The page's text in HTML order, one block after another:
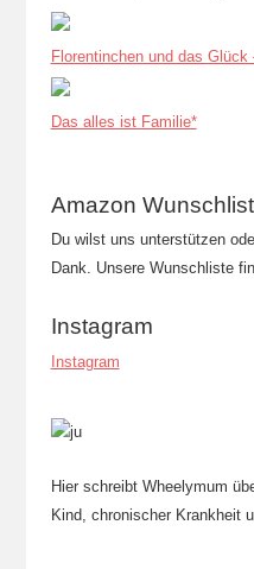
Florentinchen und das
Das alles ist Familie*
Amazon
Du wilst uns unterstützen
Dank. Unsere Wunschliste
Instagram
Instagram
Hier schreibt Wheelymum
Kind, chronischer Krankheit